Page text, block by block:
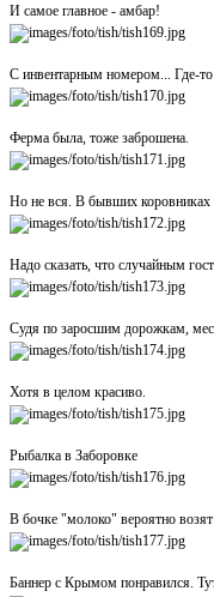
И самое главное - амбар!
С инвентарным номером... Где-
Ферма была, тоже заброшена.
Но не вся. В бывших коровниках
Надо сказать, что случайным
Судя по заросшим дорожкам,
Хотя в целом красиво.
Рыбалка в Заборовке
В бочке "молоко" вероятно
Баннер с Крымом понравился.